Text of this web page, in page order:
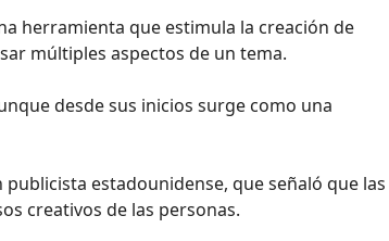
herramienta que estimula la creación de
múltiples aspectos de un tema.
desde sus inicios surge como una
estadounidense, que señaló que las
creativos de las personas.